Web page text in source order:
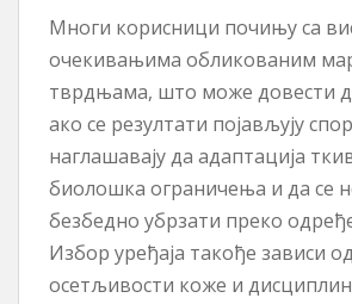
Многи корисници почињу са
очекивањима обликованим
тврдњама, што може довести
ако се резултати појављују
наглашавају да адаптација
биолошка ограничења и да се
безбедно убрзати преко
Избор уређаја такође зависи
осетљивости коже и